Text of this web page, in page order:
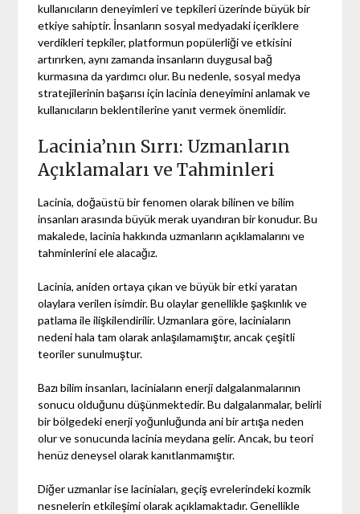
kullanıcıların deneyimleri ve tepkileri üzerinde büyük bir
etkiye sahiptir. İnsanların sosyal medyadaki içeriklere
verdikleri tepkiler, platformun popülerliği ve etkisini
artırırken, aynı zamanda insanların duygusal bağ
kurmasına da yardımcı olur. Bu nedenle, sosyal medya
stratejilerinin başarısı için lacinia deneyimini anlamak ve
kullanıcıların beklentilerine yanıt vermek önemlidir.
Lacinia’nın Sırrı: Uzmanların
Açıklamaları ve Tahminleri
Lacinia, doğaüstü bir fenomen olarak bilinen ve bilim
insanları arasında büyük merak uyandıran bir konudur. Bu
makalede, lacinia hakkında uzmanların açıklamalarını ve
tahminlerini ele alacağız.
Lacinia, aniden ortaya çıkan ve büyük bir etki yaratan
olaylara verilen isimdir. Bu olaylar genellikle şaşkınlık ve
patlama ile ilişkilendirilir. Uzmanlara göre, laciniaların
nedeni hala tam olarak anlaşılamamıştır, ancak çeşitli
teoriler sunulmuştur.
Bazı bilim insanları, laciniaların enerji dalgalanmalarının
sonucu olduğunu düşünmektedir. Bu dalgalanmalar, belirli
bir bölgedeki enerji yoğunluğunda ani bir artışa neden
olur ve sonucunda lacinia meydana gelir. Ancak, bu teori
henüz deneysel olarak kanıtlanmamıştır.
Diğer uzmanlar ise laciniaları, geçiş evrelerindeki kozmik
nesnelerin etkileşimi olarak açıklamaktadır. Genellikle